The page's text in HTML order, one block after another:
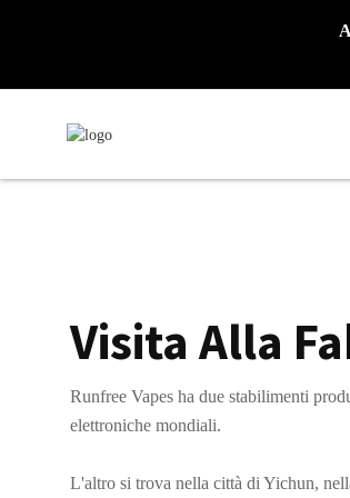
Visita Alla
Runfree Vapes ha due stabilimenti
elettroniche mondiali.
L'altro si trova nella città di Yichun,